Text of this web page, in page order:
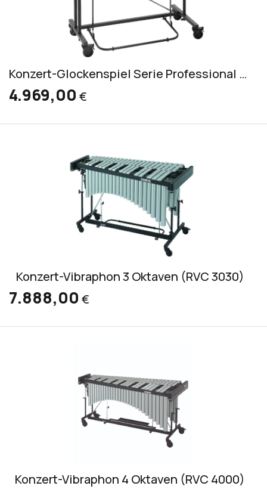
Konzert-Glockenspiel Serie Professional (RGP 3030)
4.969,00 €
Konzert-Vibraphon 3 Oktaven (RVC 3030)
7.888,00 €
Konzert-Vibraphon 4 Oktaven (RVC 4000)